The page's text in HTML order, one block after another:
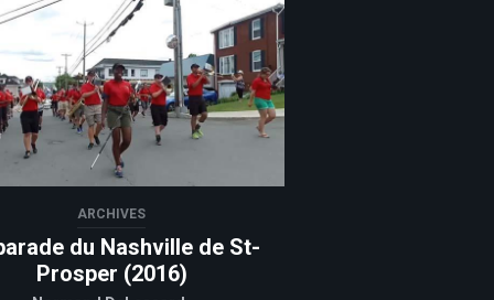
ARCHIVES
du Nashville de St-
Prosper (2016)